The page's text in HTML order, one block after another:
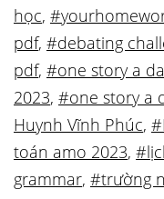
học,
pdf, #debating
pdf, #one story a
2023, #one story a
Huynh Vĩnh Phúc,
toán amo 2023,
grammar, #trường